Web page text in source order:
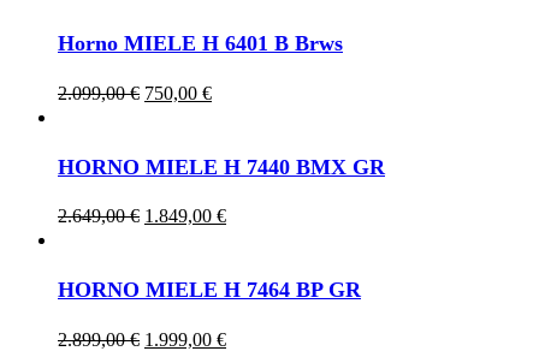
3.299,00 €.2.299,00 €.
Horno MIELE H 6401 B Brws
2.099,00€ Original
2.099,00 €.
750,00 €Current
750,00 €.
HORNO MIELE H 7440 BMX GR
2.649,00€ Original
2.649,00 €.
1.849,00 €Current
1.849,00 €.
HORNO MIELE H 7464 BP GR
2.899,00€ Original
1.999,00 €Current